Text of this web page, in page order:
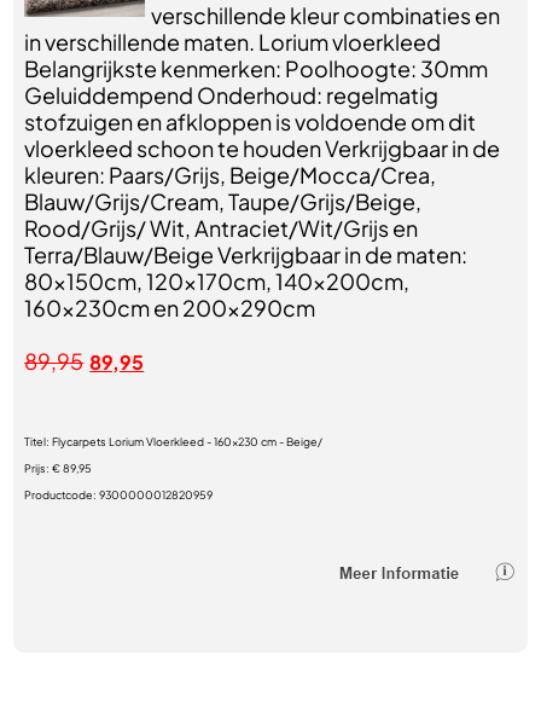
verschillende kleur combinaties en
in verschillende maten. Lorium vloerkleed
Belangrijkste kenmerken: Poolhoogte: 30mm
Geluiddempend Onderhoud: regelmatig
stofzuigen en afkloppen is voldoende om dit
vloerkleed schoon te houden Verkrijgbaar in de
kleuren: Paars/Grijs, Beige/Mocca/Crea,
Blauw/Grijs/Cream, Taupe/Grijs/Beige,
Rood/Grijs/ Wit, Antraciet/Wit/Grijs en
Terra/Blauw/Beige Verkrijgbaar in de maten:
80x150cm, 120x170cm, 140x200cm,
160x230cm en 200x290cm
89,95 89,95
Titel:Flycarpets Lorium Vloerkleed - 160x230 cm - Beige/
Prijs:€ 89,95
Productcode:9300000012820959